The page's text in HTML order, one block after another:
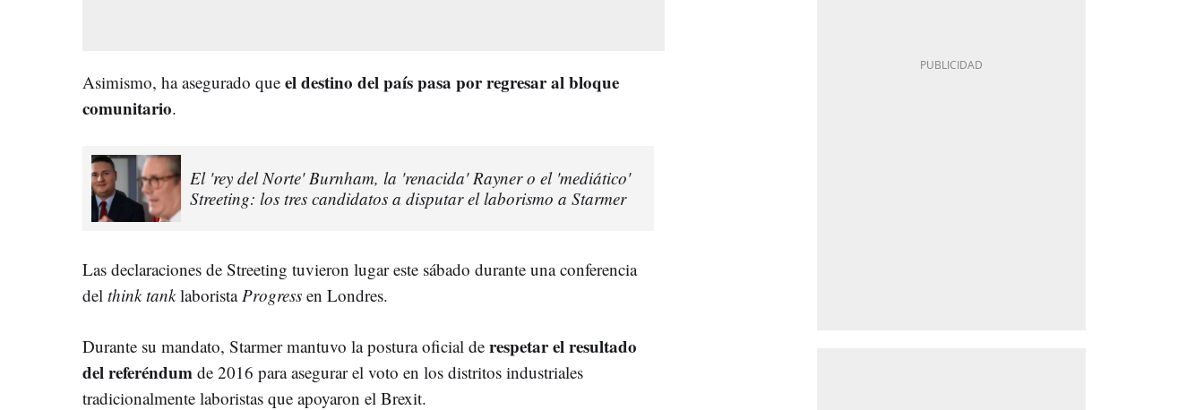
Asimismo, ha asegurado que el destino del país pasa por regresar al bloque
comunitario.
El 'rey del Norte' Burnham, la 'renacida' Rayner o el 'mediático'
Streeting: los tres candidatos a disputar el laborismo a Starmer
Las declaraciones de Streeting tuvieron lugar este sábado durante una conferencia
del think tanklaborista Progress en Londres.
Durante su mandato, Starmer mantuvo la postura oficial de respetar el resultado
del referéndum de 2016 para asegurar el voto en los distritos industriales
tradicionalmente laboristas que apoyaron el Brexit.